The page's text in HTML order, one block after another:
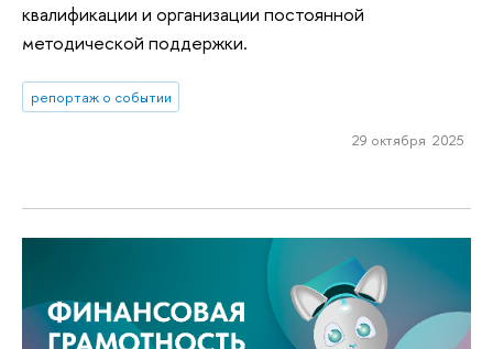
квалификации и организации постоянной
методической поддержки.
репортаж о событии
29 октября 2025